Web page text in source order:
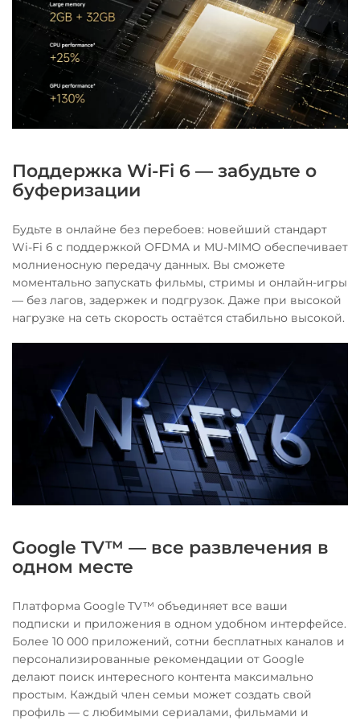
Поддержка Wi-Fi 6 — забудьте о
буферизации
Будьте в онлайне без перебоев: новейший стандарт
Wi-Fi 6 с поддержкой OFDMA и MU-MIMO обеспечивает
молниеносную передачу данных. Вы сможете
моментально запускать фильмы, стримы и онлайн-игры
— без лагов, задержек и подгрузок. Даже при высокой
нагрузке на сеть скорость остаётся стабильно высокой.
Google TV™ — все развлечения в
одном месте
Платформа Google TV™ объединяет все ваши
подписки и приложения в одном удобном интерфейсе.
Более 10 000 приложений, сотни бесплатных каналов и
персонализированные рекомендации от Google
делают поиск интересного контента максимально
простым. Каждый член семьи может создать свой
профиль — с любимыми сериалами, фильмами и